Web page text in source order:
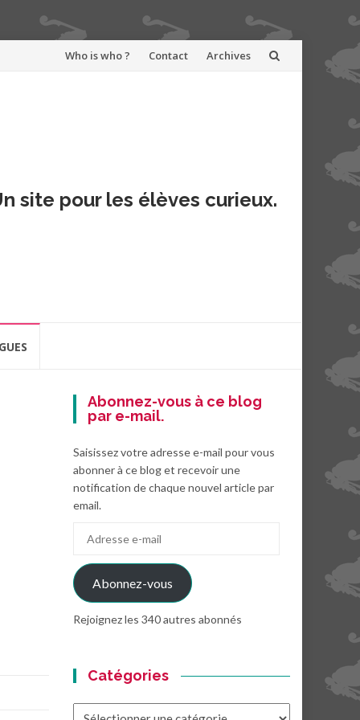
Aller
Who is who ? Contact Archives
site pour les élèves curieux.
Abonnez-vous à ce blog
par e-mail.
Saisissez votre adresse e-mail pour vous
abonner à ce blog et recevoir une
notification de chaque nouvel article par
email.
mail
Abonnez-vous
Rejoignez les 340 autres abonnés
Catégories